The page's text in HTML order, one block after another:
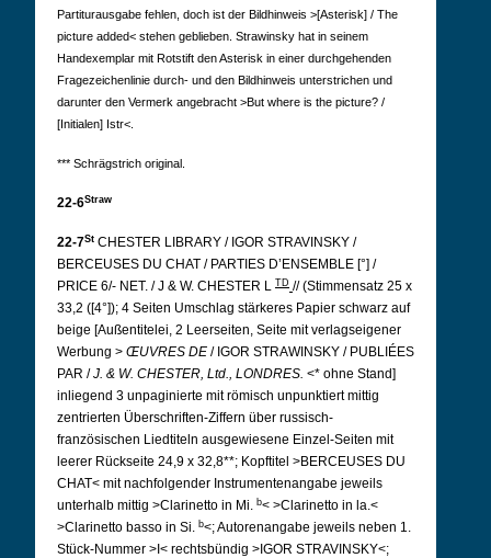
Partiturausgabe fehlen, doch ist der Bildhinweis >[Asterisk] / The
picture added< stehen geblieben. Strawinsky hat in seinem
Handexemplar mit Rotstift den Asterisk in einer durchgehenden
Fragezeichenlinie durch- und den Bildhinweis unterstrichen und
darunter den Vermerk angebracht >But where is the picture? /
[Initialen] Istr<.
*** Schrägstrich original.
22-6Straw
22-7St CHESTER LIBRARY / IGOR STRAVINSKY /
BERCEUSES DU CHAT / PARTIES D’ENSEMBLE [°] /
PRICE 6/- NET. / J & W. CHESTER L TD // (Stimmensatz 25 x
33,2 ([4°]); 4 Seiten Umschlag stärkeres Papier schwarz auf
beige [Außentitelei, 2 Leerseiten, Seite mit verlagseigener
Werbung > ŒUVRES DE / IGOR STRAWINSKY / PUBLIÉES
PAR /J. & W. CHESTER, Ltd., LONDRES. <* ohne Stand]
inliegend 3 unpaginierte mit römisch unpunktiert mittig
zentrierten Überschriften-Ziffern über russisch-
französischen Liedtiteln ausgewiesene Einzel-Seiten mit
leerer Rückseite 24,9 x 32,8**; Kopftitel >BERCEUSES DU
CHAT< mit nachfolgender Instrumentenangabe jeweils
unterhalb mittig >Clarinetto in Mi. b< >Clarinetto in la.<
>Clarinetto basso in Si. b<; Autorenangabe jeweils neben 1.
Stück-Nummer >I< rechtsbündig >IGOR STRAVINSKY<;